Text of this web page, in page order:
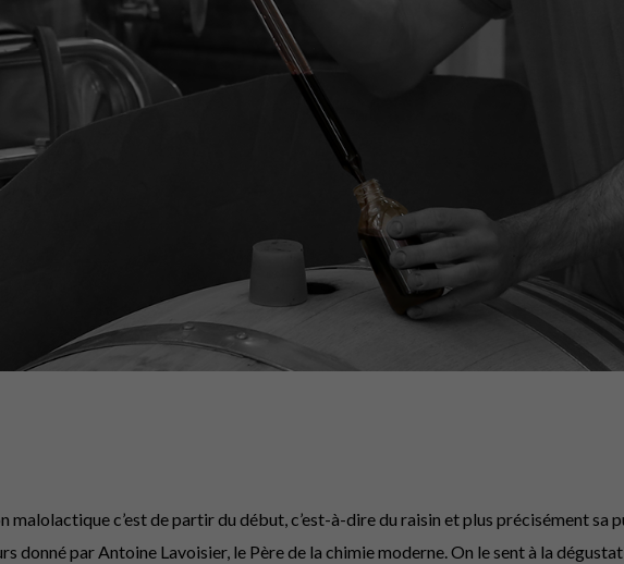
c’est de partir du début, c’est-à-dire du raisin et plus précisément sa
donné par Antoine Lavoisier, le Père de la chimie moderne. On le sent à la